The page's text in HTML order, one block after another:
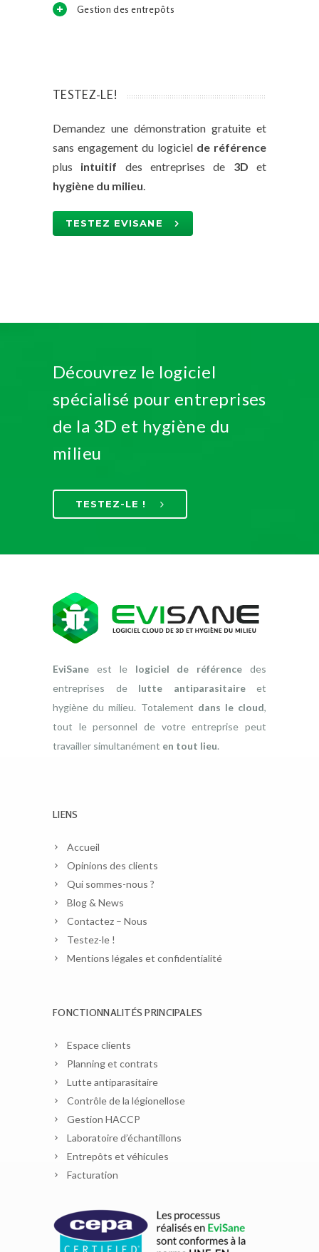
Gestion des entrepôts
TESTEZ-LE!
Demandez une démonstration gratuite et
sans engagement du logiciel de référence
plus intuitif des entreprises de 3D et
hygiène du milieu.
TESTEZ EVISANE
Découvrez le logiciel
spécialisé pour entreprises
de la 3D et hygiène du
milieu
TESTEZ-LE !
EviSane est le logiciel de référence des
entreprises de lutte antiparasitaireet
hygiène du milieu. Totalement dans le cloud,
tout le personnel de votre entreprise peut
travailler simultanément en tout lieu.
LIENS
Accueil
Opinions des clients
Qui sommes-nous ?
Blog & News
Contactez – Nous
Testez-le !
Mentions légales et confidentialité
FONCTIONNALITÉS PRINCIPALES
Espace clients
Planning et contrats
Lutte antiparasitaire
Contrôle de la légionellose
Gestion HACCP
Laboratoire d’échantillons
Entrepôts et véhicules
Facturation